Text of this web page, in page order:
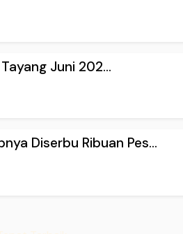
Juni 202...
Diserbu Ribuan Pes...